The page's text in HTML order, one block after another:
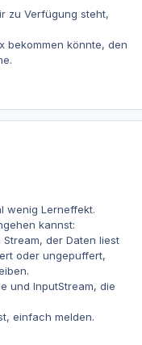
zu Verfügung steht,
bekommen könnte, den
wenig Lerneffekt.
kannst:
der Daten liest
oder ungepuffert,
und InputStream, die
einfach melden.